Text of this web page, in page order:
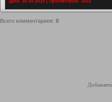
Дата: 26.05.2015 | Просмотров: 3522
Всего комментариев: 0